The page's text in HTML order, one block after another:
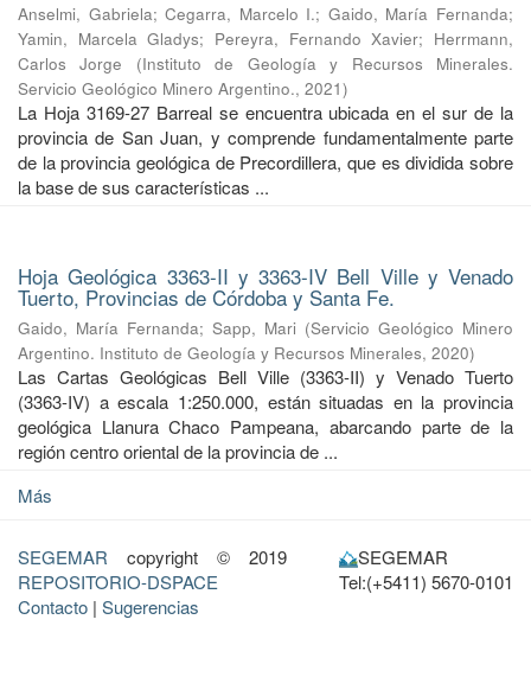
Anselmi, Gabriela;Cegarra, Marcelo I.; Gaido, María Fernanda;
Yamin, Marcela Gladys; Pereyra, Fernando Xavier; Herrmann,
Carlos Jorge
(Instituto de Geología y Recursos Minerales.
Servicio Geológico Minero Argentino., 2021)
La Hoja 3169-27 Barreal se encuentra ubicada en el sur de la
provincia de San Juan, y comprende fundamentalmente parte
de la provincia geológica de Precordillera, que es dividida sobre
la base de sus características ...
Hoja Geológica 3363-II y 3363-IV Bell Ville y Venado
Tuerto, Provincias de Córdoba y Santa Fe.
Gaido, María Fernanda; Sapp, Mari (Servicio Geológico Minero
Argentino. Instituto de Geología y Recursos Minerales, 2020)
Las Cartas Geológicas Bell Ville (3363-II) y Venado Tuerto
(3363-IV) a escala 1:250.000, están situadas en la provincia
geológica Llanura Chaco Pampeana, abarcando parte de la
región centro oriental de la provincia de ...
Más
SEGEMAR copyright © 2019
REPOSITORIO-DSPACE
Contacto | Sugerencias
SEGEMAR
Tel:(+5411) 5670-0101